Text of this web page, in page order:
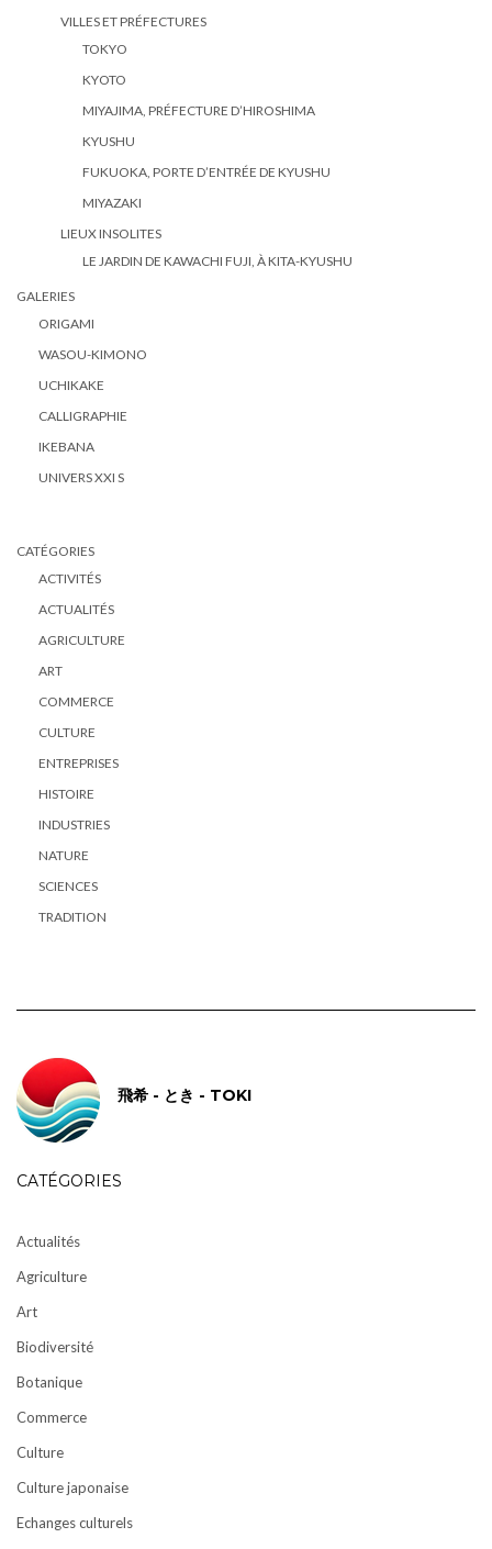
VILLES ET PRÉFECTURES
TOKYO
KYOTO
MIYAJIMA, PRÉFECTURE D’HIROSHIMA
KYUSHU
FUKUOKA, PORTE D’ENTRÉE DE KYUSHU
MIYAZAKI
LIEUX INSOLITES
LE JARDIN DE KAWACHI FUJI, À KITA-KYUSHU
GALERIES
ORIGAMI
WASOU-KIMONO
UCHIKAKE
CALLIGRAPHIE
IKEBANA
UNIVERS XXI S
CATÉGORIES
ACTIVITÉS
ACTUALITÉS
AGRICULTURE
ART
COMMERCE
CULTURE
ENTREPRISES
HISTOIRE
INDUSTRIES
NATURE
SCIENCES
TRADITION
飛希 - とき - TOKI
CATÉGORIES
Actualités
Agriculture
Art
Biodiversité
Botanique
Commerce
Culture
Culture japonaise
Echanges culturels